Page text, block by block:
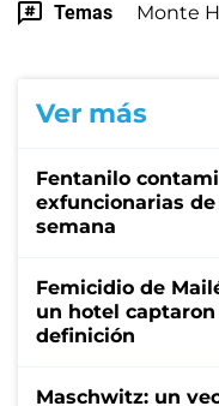
Temas Monte
Ver más
Fentanilo
exfuncionarias
semana
Femicidio de
un hotel
definición
Maschwitz: un